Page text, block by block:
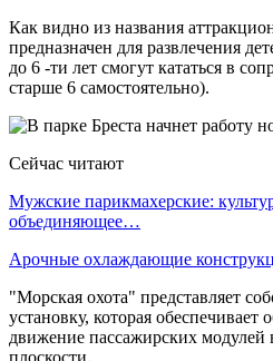
Как видно из названия
предназначен для развлечения
до 6 -ти лет смогут кататься в
старше 6 самостоятельно).
Сейчас читают
Мужские парикмахерские:
объединяющее…
Арочные охлаждающие
"Морская охота" представляет
установку, которая обеспечивает
движение пассажирских модулей
плоскости.